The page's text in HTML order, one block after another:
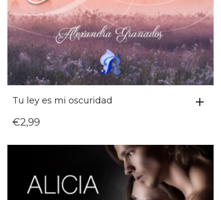
Tu ley es mi oscuridad
€2,99